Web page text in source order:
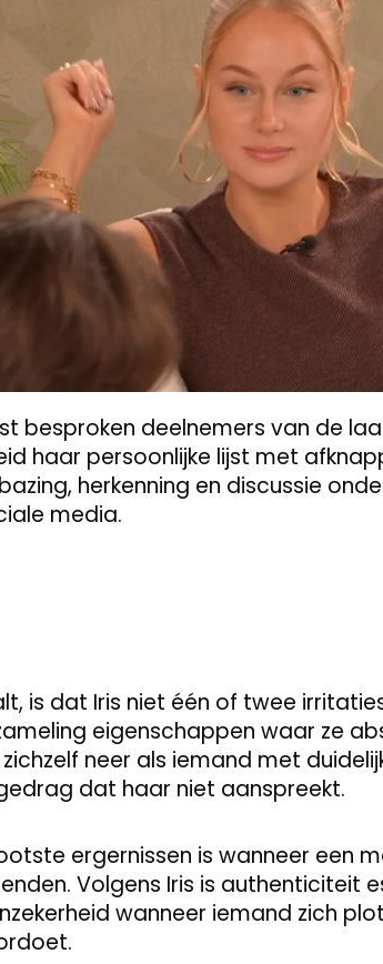
besproken deelnemers van de
haar persoonlijke lijst met
herkenning en discussie
media.
is dat Iris niet één of twee
eigenschappen waar ze
neer als iemand met
dat haar niet aanspreekt.
ergernissen is wanneer een
Volgens Iris is authenticiteit
wanneer iemand zich